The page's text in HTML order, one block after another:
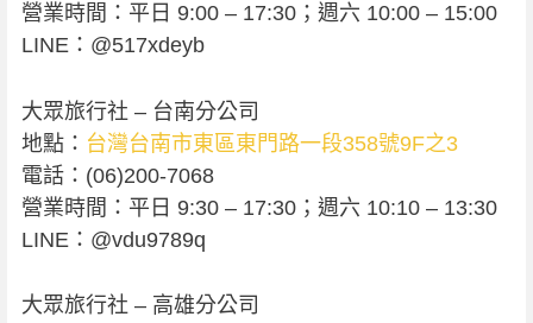
營業時間：平日 9:00 – 17:30；週六 10:00 – 15:00
LINE：@517xdeyb
大眾旅行社 – 台南分公司
地點： 台灣台南市東區東門路一段358號9F之3
電話：(06)200-7068
營業時間：平日 9:30 – 17:30；週六 10:10 – 13:30
LINE：@vdu9789q
大眾旅行社 – 高雄分公司